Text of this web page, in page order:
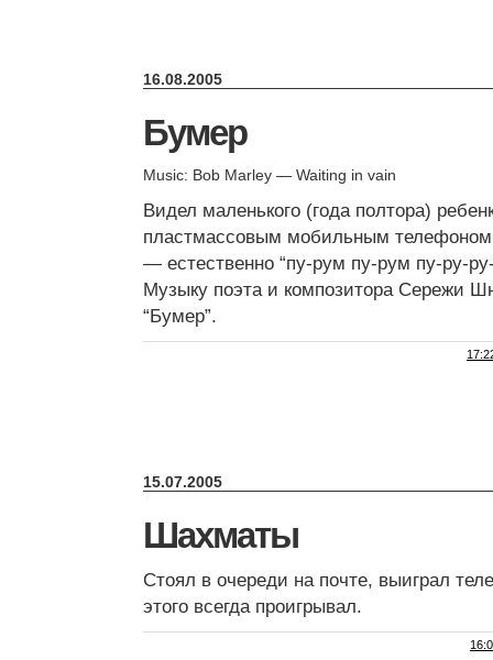
16.08.2005
Бумер
Music: Bob Marley — Waiting in vain
Видел маленького (года полтора)
пластмассовым мобильным
— естественно “пу-рум пу-рум пу-ру-
Музыку поэта и композитора Сережи
“Бумер”.
15.07.2005
Шахматы
Стоял в очереди на почте, выиграл
этого всегда проигрывал.